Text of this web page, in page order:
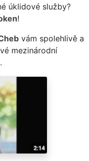
úklidové služby?
!
vám spolehlivě a
mezinárodní